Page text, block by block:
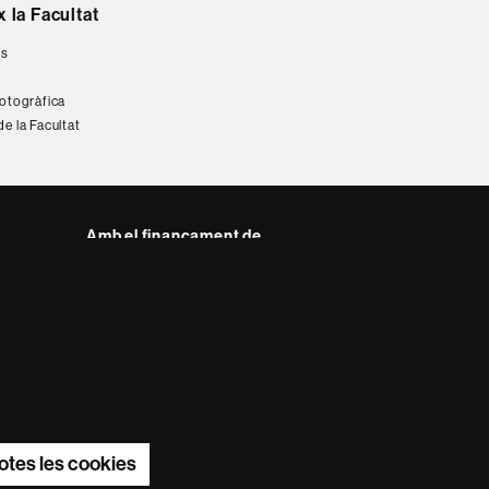
les cookies
la Facultat
la Facultat
Amb el finançament de